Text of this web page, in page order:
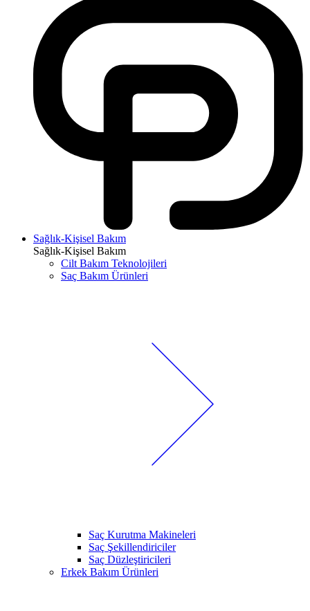
Sağlık-Kişisel Bakım
Sağlık-Kişisel Bakım
Cilt Bakım Teknolojileri
Saç Bakım Ürünleri
Saç Kurutma Makineleri
Saç Şekillendiriciler
Saç Düzleştiricileri
Erkek Bakım Ürünleri